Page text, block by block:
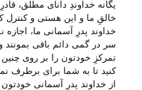
یگانه خداوندِ دانای مطلق،
خالقِ ما و این هستی‌ و کنترل
خداوند پدرِ آسمانی ما،
سر در گمی دائم باقی بمونند
تمرکزِ خودتون را بر روی
کنید تا به شما برای برطرف
از خداوند پدرِ آسمانی